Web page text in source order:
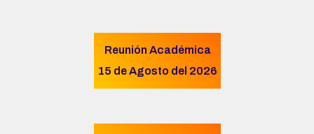
Reunión Académica
15 de Agosto del 2026